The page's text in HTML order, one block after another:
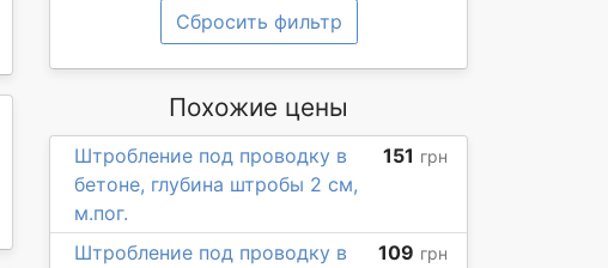
Сбросить фильтр
Похожие цены
Штробление под проводку в
бетоне, глубина штробы 2 см,
м.пог.
151 грн
Штробление под проводку в
109 грн